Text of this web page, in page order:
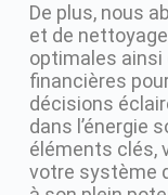
De plus, nous
et de
optimales
financières
décisions
dans l’énergie
éléments clés,
votre système